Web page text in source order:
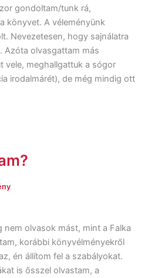
gondoltam/tunk rá,
könyvet. A véleményünk
Nevezetesen, hogy sajnálatra
Azóta olvasgattam más
vele, meghallgattuk a sógor
irodalmárét), de még mindig ott
nem olvasok mást, mint a Falka
korábbi könyvélményekről
én állítom fel a szabályokat.
is ősszel olvastam, a